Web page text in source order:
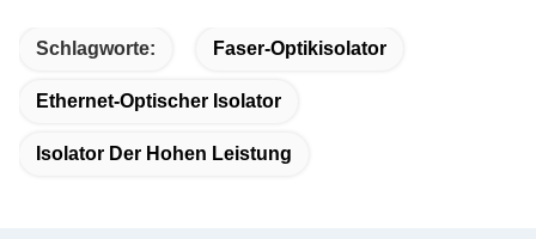
Schlagworte: Faser-Optikisolator
Ethernet-Optischer Isolator
Isolator Der Hohen Leistung